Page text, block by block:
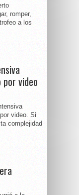
romper,
a los
video
video. Si
complejidad